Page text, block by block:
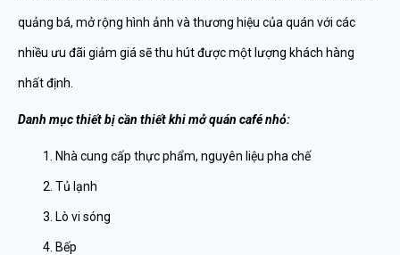
quảng bá, mở rộng hình ảnh và thương hiệu của quán với các
nhiều ưu đãi giảm giá sẽ thu hút được một lượng khách hàng
nhất định.
Danh mục thiết bị cần thiết khi mở quán café nhỏ:
Nhà cung cấp thực phẩm, nguyên liệu pha chế
Tủ lạnh
Lò vi sóng
Bếp